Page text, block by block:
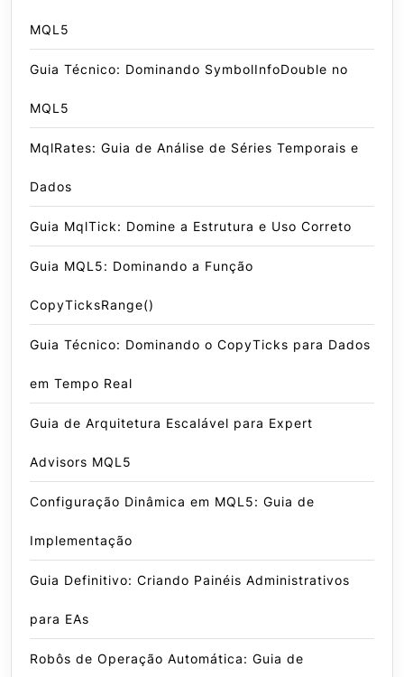
MQL5
Guia Técnico: Dominando SymbolInfoDouble no
MQL5
MqlRates: Guia de Análise de Séries Temporais e
Dados
Guia MqlTick: Domine a Estrutura e Uso Correto
Guia MQL5: Dominando a Função
CopyTicksRange()
Guia Técnico: Dominando o CopyTicks para Dados
em Tempo Real
Guia de Arquitetura Escalável para Expert
Advisors MQL5
Configuração Dinâmica em MQL5: Guia de
Implementação
Guia Definitivo: Criando Painéis Administrativos
para EAs
Robôs de Operação Automática: Guia de